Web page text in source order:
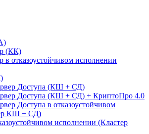
(КК)
в отказоустойчивом исполнении
Доступа (КШ + СД)
Доступа (КШ + СД) + КриптоПро 4.0
Доступа в отказоустойчивом
КШ + СД)
исполнении (Кластер